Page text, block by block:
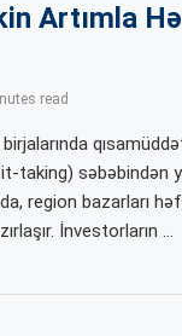
Artımla
read
taking) səbəbindən
region bazarları
İnvestorların …